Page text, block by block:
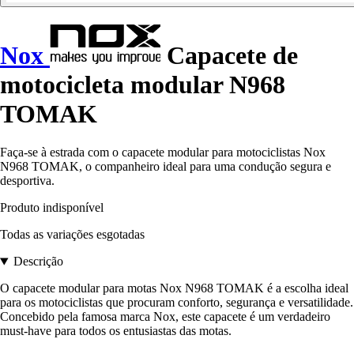
Nox
Capacete de
motocicleta modular N968
TOMAK
Faça-se à estrada com o capacete modular para motociclistas Nox
N968 TOMAK, o companheiro ideal para uma condução segura e
desportiva.
Produto indisponível
Todas as variações esgotadas
Descrição
O capacete modular para motas Nox N968 TOMAK é a escolha ideal
para os motociclistas que procuram conforto, segurança e versatilidade.
Concebido pela famosa marca Nox, este capacete é um verdadeiro
must-have para todos os entusiastas das motas.